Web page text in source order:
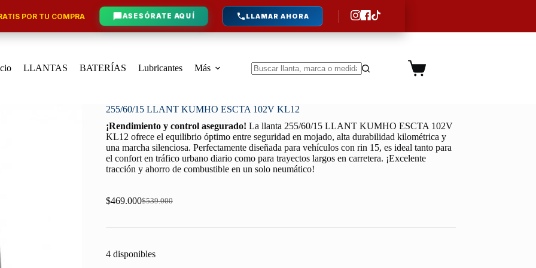
POR TU COMPRA ASESÓRATE AQUÍ LLAMAR AHORA
LLANTAS BATERÍAS Lubricantes
Más
Carro
255/60/15 LLANT KUMHO ESCTA 102V KL12
¡Rendimiento y control asegurado! La llanta 255/60/15 LLANT KUMHO ESCTA 102V
KL12 ofrece el equilibrio óptimo entre seguridad en mojado, alta durabilidad kilométrica y
una marcha silenciosa. Perfectamente diseñada para vehículos con rin 15, es ideal tanto para
el confort en tráfico urbano diario como para trayectos largos en carretera. ¡Excelente
tracción y ahorro de combustible en un solo neumático!
$539.000
Original
was:
$469.000Current
is:
4 disponibles